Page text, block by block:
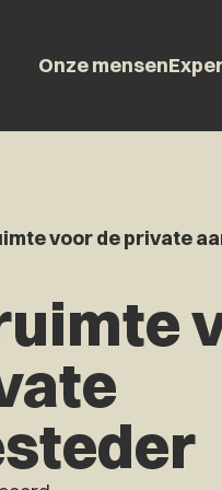
Onze mensen
voor de private